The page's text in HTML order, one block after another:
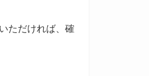
ただければ、確